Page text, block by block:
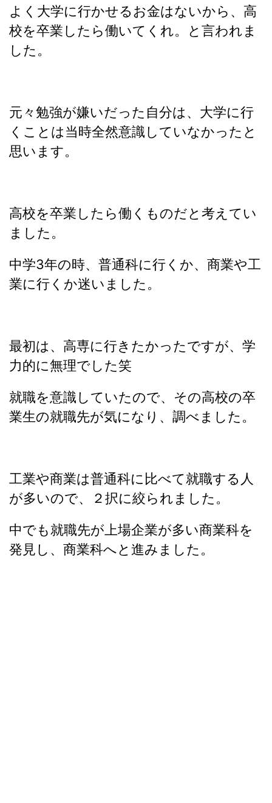
よく大学に行かせるお金はないから、高
校を卒業したら働いてくれ。と言われま
した。
元々勉強が嫌いだった自分は、大学に行
くことは当時全然意識していなかったと
思います。
高校を卒業したら働くものだと考えてい
ました。
中学3年の時、普通科に行くか、商業や工
業に行くか迷いました。
最初は、高専に行きたかったですが、学
力的に無理でした笑
就職を意識していたので、その高校の卒
業生の就職先が気になり、調べました。
工業や商業は普通科に比べて就職する人
が多いので、２択に絞られました。
中でも就職先が上場企業が多い商業科を
発見し、商業科へと進みました。